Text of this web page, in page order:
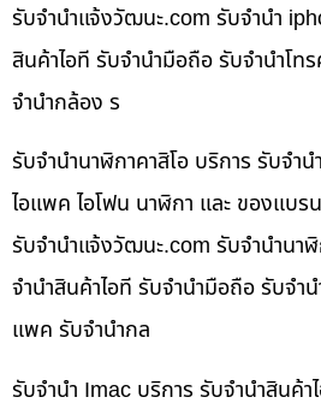
รับจํานําแจ้งวัฒนะ.com รับจำนำ
สินค้าไอที รับจำนำมือถือ รับจำนำโ
จำนำกล้อง ร
รับจำนำนาฬิกาคาสิโอ บริการ รับจำ
ไอแพค ไอโฟน นาฬิกา และ ของแบร
รับจํานําแจ้งวัฒนะ.com รับจำนำนา
จำนำสินค้าไอที รับจำนำมือถือ รับจำ
แพค รับจำนำกล
รับจำนำ Imac บริการ รับจำนำสินค้า